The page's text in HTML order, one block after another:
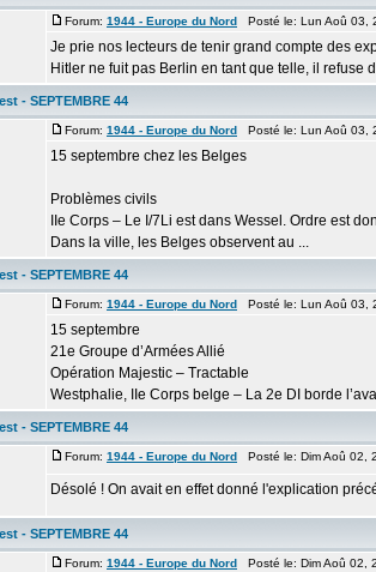
Forum: 1944 - Europe du Nord Posté le: Lun Aoû
Je prie nos lecteurs de tenir grand compte des
Hitler ne fuit pas Berlin en tant que telle, il refuse
- SEPTEMBRE 44
Forum: 1944 - Europe du Nord Posté le: Lun Aoû
15 septembre chez les Belges
Problèmes civils
IIe Corps – Le I/7Li est dans Wessel. Ordre est
Dans la ville, les Belges observent au ...
- SEPTEMBRE 44
Forum: 1944 - Europe du Nord Posté le: Lun Aoû
15 septembre
21e Groupe d’Armées Allié
Opération Majestic – Tractable
Westphalie, IIe Corps belge – La 2e DI borde
- SEPTEMBRE 44
Forum: 1944 - Europe du Nord Posté le: Dim Aoû
Désolé ! On avait en effet donné l'explication
- SEPTEMBRE 44
Forum: 1944 - Europe du Nord Posté le: Dim Aoû